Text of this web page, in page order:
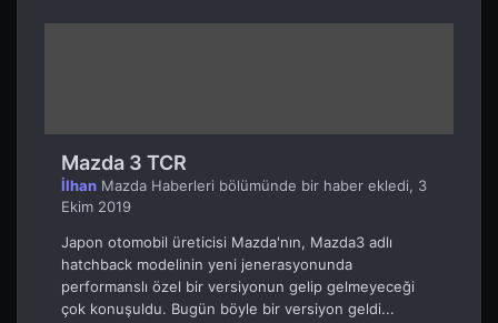
Mazda 3 TCR
İlhan Mazda Haberleri bölümünde bir haber ekledi, 3
Ekim 2019
Japon otomobil üreticisi Mazda'nın, Mazda3 adlı
hatchback modelinin yeni jenerasyonunda
performanslı özel bir versiyonun gelip gelmeyeceği
çok konuşuldu. Bugün böyle bir versiyon geldi...